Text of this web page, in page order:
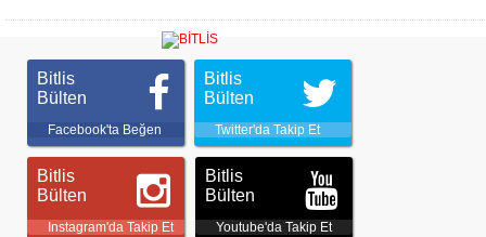
Bitlis
Bülten
Facebook'ta Beğen
Bitlis
Bülten
Twitter'da Takip Et
Bitlis
Bülten
Instagram'da Takip Et
Bitlis
Bülten
Youtube'da Takip Et